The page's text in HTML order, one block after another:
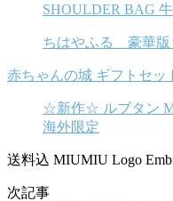
SHOULDER BAG
ちはやふる 豪華版
赤ちゃんの城 ギフトセッ
☆新作☆ ルブタン M
海外限定
送料込 MIUMIU Logo
次記事